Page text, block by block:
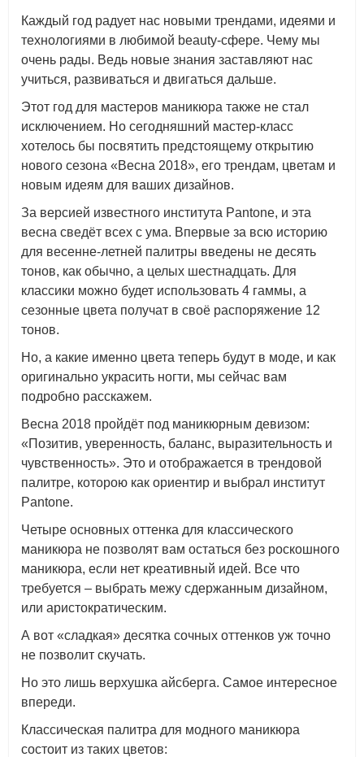
Каждый год радует нас новыми трендами, идеями и
технологиями в любимой beauty-сфере. Чему мы
очень рады. Ведь новые знания заставляют нас
учиться, развиваться и двигаться дальше.
Этот год для мастеров маникюра также не стал
исключением. Но сегодняшний мастер-класс
хотелось бы посвятить предстоящему открытию
нового сезона «Весна 2018», его трендам, цветам и
новым идеям для ваших дизайнов.
За версией известного института Pantone, и эта
весна сведёт всех с ума. Впервые за всю историю
для весенне-летней палитры введены не десять
тонов, как обычно, а целых шестнадцать. Для
классики можно будет использовать 4 гаммы, а
сезонные цвета получат в своё распоряжение 12
тонов.
Но, а какие именно цвета теперь будут в моде, и как
оригинально украсить ногти, мы сейчас вам
подробно расскажем.
Весна 2018 пройдёт под маникюрным девизом:
«Позитив, уверенность, баланс, выразительность и
чувственность». Это и отображается в трендовой
палитре, которою как ориентир и выбрал институт
Pantone.
Четыре основных оттенка для классического
маникюра не позволят вам остаться без роскошного
маникюра, если нет креативный идей. Все что
требуется – выбрать межу сдержанным дизайном,
или аристократическим.
А вот «сладкая» десятка сочных оттенков уж точно
не позволит скучать.
Но это лишь верхушка айсберга. Самое интересное
впереди.
Классическая палитра для модного маникюра
состоит из таких цветов: